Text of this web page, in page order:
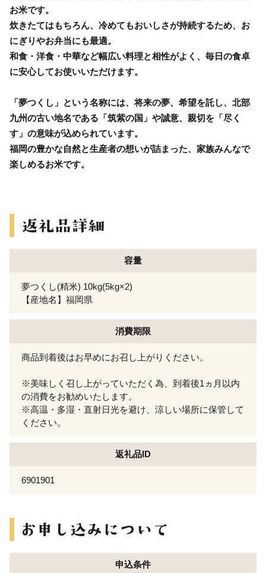
お米です。
炊きたてはもちろん、冷めてもおいしさが持続するため、お
にぎりやお弁当にも最適。
和食・洋食・中華など幅広い料理と相性がよく、毎日の食卓
に安心してお使いいただけます。
「夢つくし」という名称には、将来の夢、希望を託し、北部
九州の古い地名である「筑紫の国」や誠意、親切を「尽く
す」の意味が込められています。
福岡の豊かな自然と生産者の想いが詰まった、家族みんなで
楽しめるお米です。
容量
夢つくし(精米) 10kg(5kg×2)
【産地名】福岡県
消費期限
商品到着後はお早めにお召し上がりください。
※美味しく召し上がっていただく為、到着後1ヵ月以内
の消費をお勧めいたします。
※高温・多湿・直射日光を避け、涼しい場所に保管して
ください。
返礼品ID
6901901
申込条件